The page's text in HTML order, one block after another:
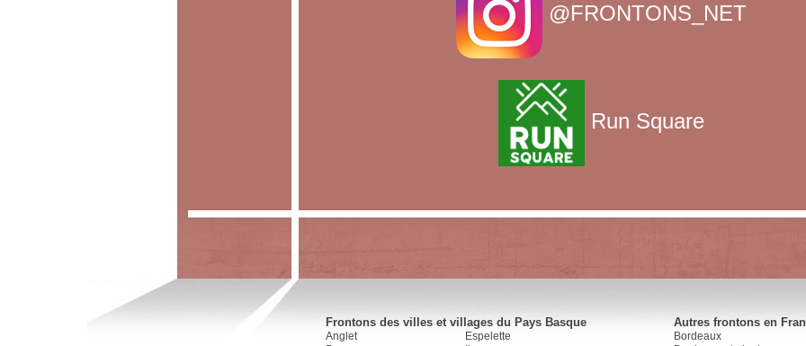
@FRONTONS_NET
Run Square
Frontons des villes et villages du Pays Basque
Anglet
Espelette
Autres frontons en
Bordeaux